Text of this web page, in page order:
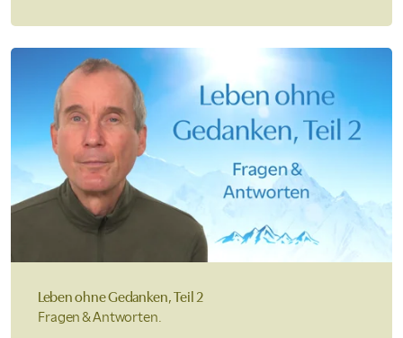
Leben ohneGedanken, Teil 2
Fragen &Antworten.